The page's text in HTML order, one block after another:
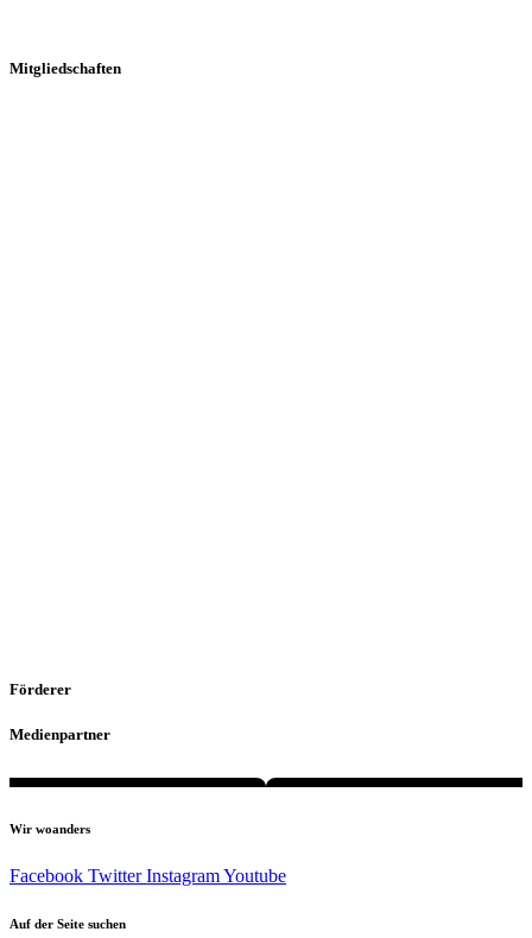
Mitgliedschaften
Förderer
Medienpartner
Wir woanders
Facebook Twitter InstagramYoutube
Auf der Seite suchen